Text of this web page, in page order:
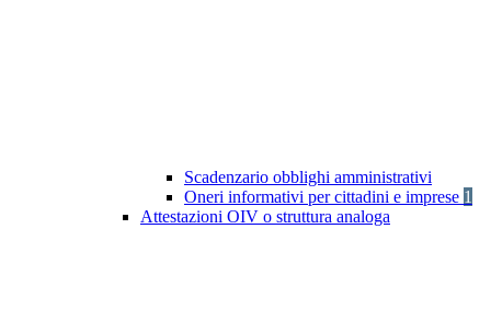
Scadenzario obblighi amministrativi
Oneri informativi per cittadini e imprese 1
Attestazioni OIV o struttura analoga